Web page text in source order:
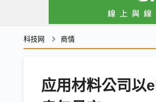
科技网 商情
应用材料公司以